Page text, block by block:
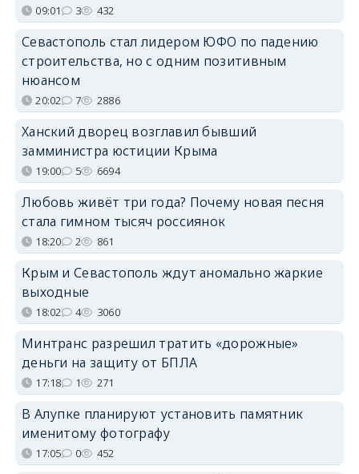
09:01 3 432
Севастополь стал лидером ЮФО по падению
строительства, но с одним позитивным
нюансом
20:02 7 2886
Ханский дворец возглавил бывший
замминистра юстиции Крыма
19:00 5 6694
Любовь живёт три года? Почему новая песня
стала гимном тысяч россиянок
18:20 2 861
Крым и Севастополь ждут аномально жаркие
выходные
18:02 4 3060
Минтранс разрешил тратить «дорожные»
деньги на защиту от БПЛА
17:18 1 271
В Алупке планируют установить памятник
именитому фотографу
17:05 0 452